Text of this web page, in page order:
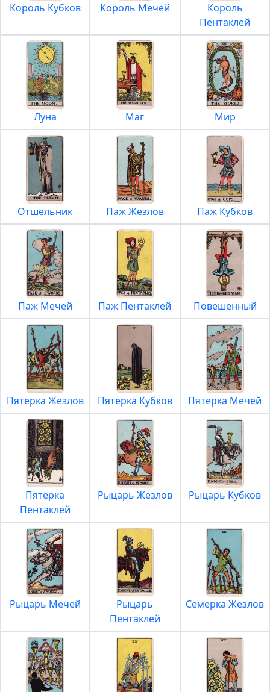
Король Кубков Король Мечей
Король
Пентаклей
Луна Маг Мир
Отшельник Паж Жезлов Паж Кубков
Паж Мечей Паж Пентаклей Повешенный
Пятерка Жезлов Пятерка Кубков Пятерка Мечей
Пятерка
Пентаклей
Рыцарь Жезлов Рыцарь Кубков
Рыцарь Мечей
Рыцарь
Пентаклей
Семерка Жезлов